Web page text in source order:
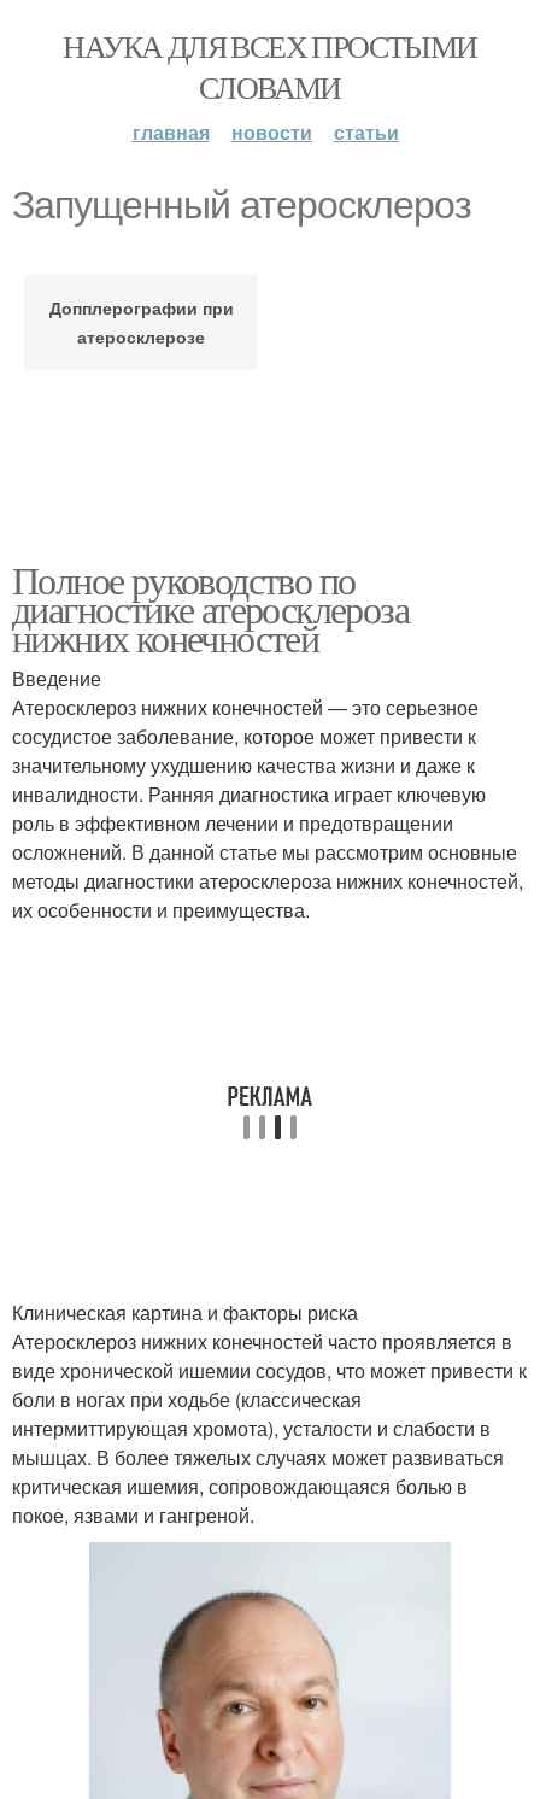
НАУКА ДЛЯ ВСЕХ ПРОСТЫМИ
СЛОВАМИ
главная новости статьи
Запущенный атеросклероз
Допплерографии при
атеросклерозе
Полное руководство по
диагностике атеросклероза
нижних конечностей
Введение
Атеросклероз нижних конечностей — это серьезное
сосудистое заболевание, которое может привести к
значительному ухудшению качества жизни и даже к
инвалидности. Ранняя диагностика играет ключевую
роль в эффективном лечении и предотвращении
осложнений. В данной статье мы рассмотрим основные
методы диагностики атеросклероза нижних конечностей,
их особенности и преимущества.
Клиническая картина и факторы риска
Атеросклероз нижних конечностей часто проявляется в
виде хронической ишемии сосудов, что может привести к
боли в ногах при ходьбе (классическая
интермиттирующая хромота), усталости и слабости в
мышцах. В более тяжелых случаях может развиваться
критическая ишемия, сопровождающаяся болью в
покое, язвами и гангреной.